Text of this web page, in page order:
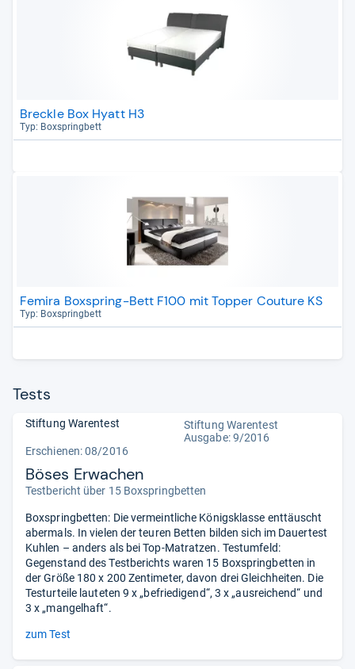
Breckle Box Hyatt H3
Typ: Box­spring­bett
Femira Boxspring-Bett F100 mit Topper Couture KS
Typ: Box­spring­bett
Tests
Stiftung Warentest
Stiftung Warentest
Ausgabe: 9/2016
Erschienen: 08/2016
Böses Erwachen
Testbericht über 15 Boxspringbetten
Boxspringbetten: Die vermeintliche Königsklasse enttäuscht
abermals. In vielen der teuren Betten bilden sich im Dauertest
Kuhlen – anders als bei Top-Matratzen. Testumfeld:
Gegenstand des Testberichts waren 15 Boxspringbetten in
der Größe 180 x 200 Zentimeter, davon drei Gleichheiten. Die
Testurteile lauteten 9 x „befriedigend“, 3 x „ausreichend“ und
3 x „mangelhaft“.
zum Test